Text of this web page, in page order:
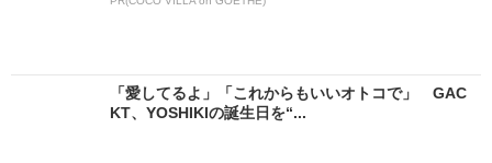
「愛してるよ」「これからもいいオトコで」 GAC
KT、YOSHIKIの誕生日を“...